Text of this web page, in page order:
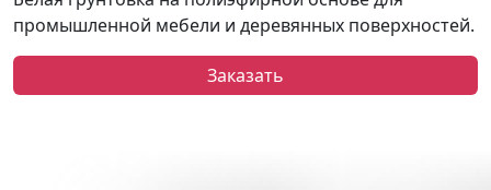
промышленной мебели и деревянных поверхностей.
Заказать